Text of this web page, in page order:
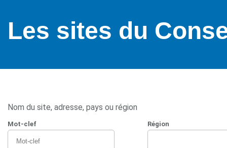
Les sites du
Nom du site, adresse, pays ou région
Mot-clef Région